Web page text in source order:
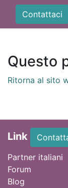
Contattaci
Questo
Ritorna al sito
Link
Partner italiani
Forum
Blog